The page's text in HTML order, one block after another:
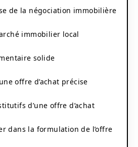
de la négociation immobilière
immobilier local
solide
offre d’achat précise
d’une offre d’achat
dans la formulation de l’offre